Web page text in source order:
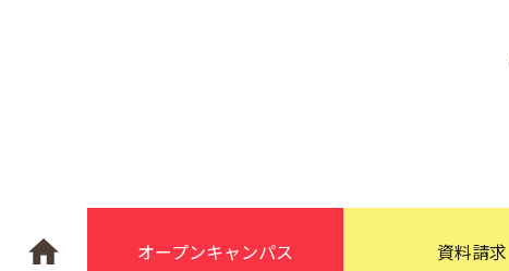
オープンキャンパス 資料請求